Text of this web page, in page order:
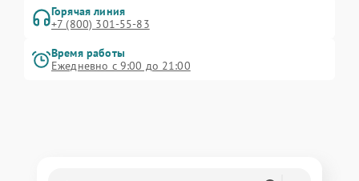
Горячая линия
+7 (800) 301-55-83
Время работы
Ежедневно с 9:00 до 21:00